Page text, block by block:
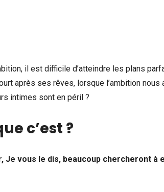
il est difficile d’atteindre les plans
après ses rêves, lorsque l’ambition nous
intimes sont en péril ?
c’est ?
Je vous le dis, beaucoup chercheront à